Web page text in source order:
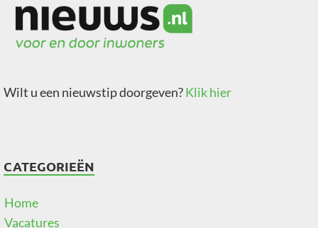
Wilt u een nieuwstip doorgeven?Klik hier
CATEGORIEËN
Home
Vacatures